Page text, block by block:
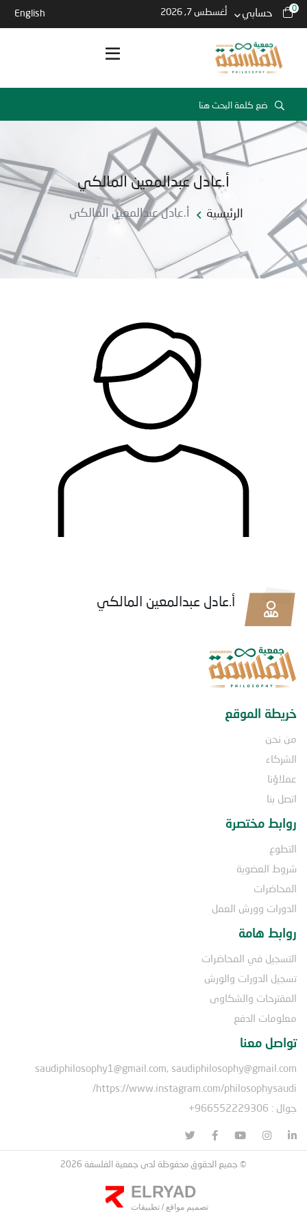
0 حسابي أغسطس 7, 2026 English
أ.عادل عبدالمعين المالكي
الرئيسية أ.عادل عبدالمعين المالكي
أ.عادل عبدالمعين المالكي
خريطة الموقع
من نحن
الشركاء
عملاؤنا
اتصل بنا
روابط مختصرة
التطوع
شروط العضوية
المحاضرات
الدورات وورش العمل
روابط هامة
التسجيل في المحاضرات
تسجيل الدورات والورش
المقترحات والشكاوى
معلومات الدفع
تواصل معنا
saudiphilosophy1@gmail.com, saudiphilosophy@gmail.com
https://www.instagram.com/philosophysaudi/
جوال : 966552229306+
© جميع الحقوق محفوظة لدى جمعية الفلسفة 2026
ELRYAD
تصميم مواقع / تطبيقات